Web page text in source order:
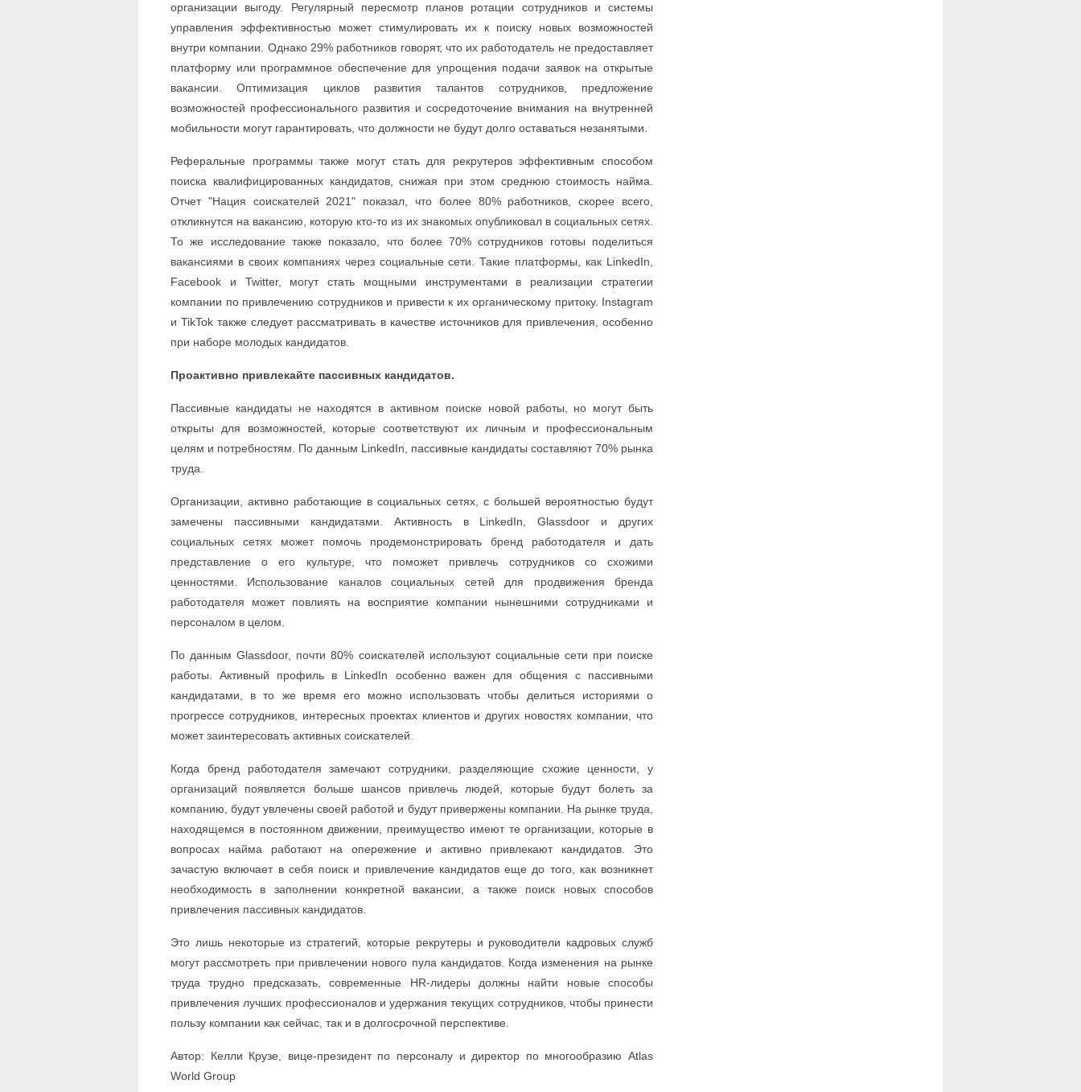
организации выгоду. Регулярный пересмотр планов ротации сотрудников и системы
управления эффективностью может стимулировать их к поиску новых возможностей
внутри компании. Однако 29% работников говорят, что их работодатель не предоставляет
платформу или программное обеспечение для упрощения подачи заявок на открытые
вакансии. Оптимизация циклов развития талантов сотрудников, предложение
возможностей профессионального развития и сосредоточение внимания на внутренней
мобильности могут гарантировать, что должности не будут долго оставаться незанятыми.
Реферальные программы также могут стать для рекрутеров эффективным способом
поиска квалифицированных кандидатов, снижая при этом среднюю стоимость найма.
Отчет "Нация соискателей 2021" показал, что более 80% работников, скорее всего,
откликнутся на вакансию, которую кто-то из их знакомых опубликовал в социальных сетях.
То же исследование также показало, что более 70% сотрудников готовы поделиться
вакансиями в своих компаниях через социальные сети. Такие платформы, как LinkedIn,
Facebook и Twitter, могут стать мощными инструментами в реализации стратегии
компании по привлечению сотрудников и привести к их органическому притоку. Instagram
и TikTok также следует рассматривать в качестве источников для привлечения, особенно
при наборе молодых кандидатов.
Проактивно привлекайте пассивных кандидатов.
Пассивные кандидаты не находятся в активном поиске новой работы, но могут быть
открыты для возможностей, которые соответствуют их личным и профессиональным
целям и потребностям. По данным LinkedIn, пассивные кандидаты составляют 70% рынка
труда.
Организации, активно работающие в социальных сетях, с большей вероятностью будут
замечены пассивными кандидатами. Активность в LinkedIn, Glassdoor и других
социальных сетях может помочь продемонстрировать бренд работодателя и дать
представление о его культуре, что поможет привлечь сотрудников со схожими
ценностями. Использование каналов социальных сетей для продвижения бренда
работодателя может повлиять на восприятие компании нынешними сотрудниками и
персоналом в целом.
По данным Glassdoor, почти 80% соискателей используют социальные сети при поиске
работы. Активный профиль в LinkedIn особенно важен для общения с пассивными
кандидатами, в то же время его можно использовать чтобы делиться историями о
прогрессе сотрудников, интересных проектах клиентов и других новостях компании, что
может заинтересовать активных соискателей.
Когда бренд работодателя замечают сотрудники, разделяющие схожие ценности, у
организаций появляется больше шансов привлечь людей, которые будут болеть за
компанию, будут увлечены своей работой и будут привержены компании. На рынке труда,
находящемся в постоянном движении, преимущество имеют те организации, которые в
вопросах найма работают на опережение и активно привлекают кандидатов. Это
зачастую включает в себя поиск и привлечение кандидатов еще до того, как возникнет
необходимость в заполнении конкретной вакансии, а также поиск новых способов
привлечения пассивных кандидатов.
Это лишь некоторые из стратегий, которые рекрутеры и руководители кадровых служб
могут рассмотреть при привлечении нового пула кандидатов. Когда изменения на рынке
труда трудно предсказать, современные HR-лидеры должны найти новые способы
привлечения лучших профессионалов и удержания текущих сотрудников, чтобы принести
пользу компании как сейчас, так и в долгосрочной перспективе.
Автор: Келли Крузе, вице-президент по персоналу и директор по многообразию Atlas
World Group